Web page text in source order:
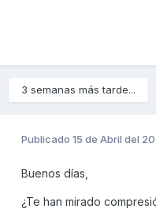
3 semanas más tarde...
Publicado 15 de Abril del
Buenos días,
¿Te han mirado